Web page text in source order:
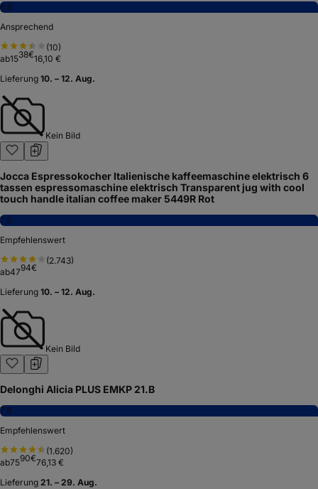
6,9
Ansprechend
(10)
ab1538€16,10 €
Lieferung 10. – 12. Aug.
Kein Bild
Jocca Espressokocher Italienische kaffeemaschine elektrisch 6
tassen espressomaschine elektrisch Transparent jug with cool
touch handle italian coffee maker 5449R Rot
7,6
Empfehlenswert
(2.743)
ab4794€
Lieferung 10. – 12. Aug.
Kein Bild
Delonghi Alicia PLUS EMKP 21.B
7,8
Empfehlenswert
(1.620)
ab7590€76,13 €
Lieferung 21. – 29. Aug.